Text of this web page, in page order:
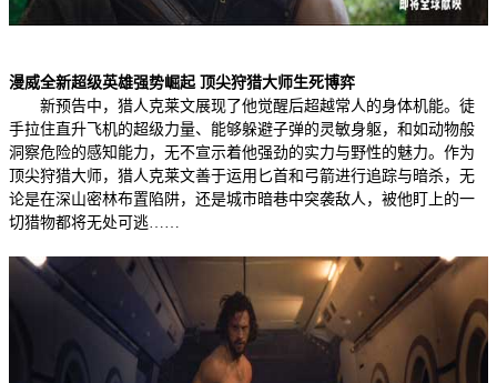
漫威全新超级英雄强势崛起 顶尖狩猎大师生死博弈
新预告中，猎人克莱文展现了他觉醒后超越常人的身体机能。徒
手拉住直升飞机的超级力量、能够躲避子弹的灵敏身躯，和如动物般
洞察危险的感知能力，无不宣示着他强劲的实力与野性的魅力。作为
顶尖狩猎大师，猎人克莱文善于运用匕首和弓箭进行追踪与暗杀，无
论是在深山密林布置陷阱，还是城市暗巷中突袭敌人，被他盯上的一
切猎物都将无处可逃……